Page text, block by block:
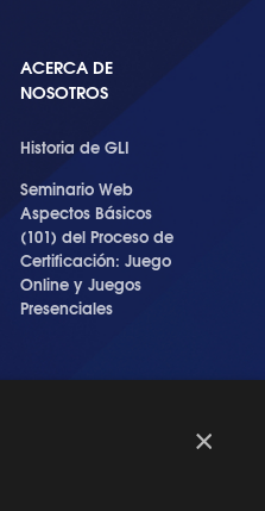
ACERCA DE
NOSOTROS
Historia de GLI
Seminario Web
Aspectos Básicos
(101) del Proceso de
Certificación: Juego
Online y Juegos
Presenciales
×